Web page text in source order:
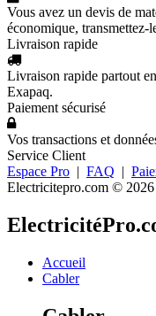
Vous avez un devis de
économique, transmettez-
Livraison rapide
Livraison rapide partout
Exapaq.
Paiement sécurisé
Vos transactions et
Service Client
Espace Pro | FAQ |
Electricitepro.com © 2026
Accueil
Cabler